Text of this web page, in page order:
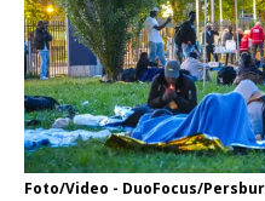
Foto/Video - DuoFocus/